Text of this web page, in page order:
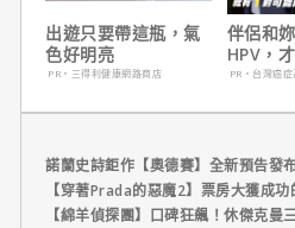
出遊只要帶這瓶，氣
色好明亮
PR・三得利健康網路商店
伴侶和
HPV，
妳！
PR・台灣癌
諾蘭史詩鉅作【奧德賽】全新預告發
【穿著Prada的惡魔2】票房大獲成功
【綿羊偵探團】口碑狂飆！休傑克曼